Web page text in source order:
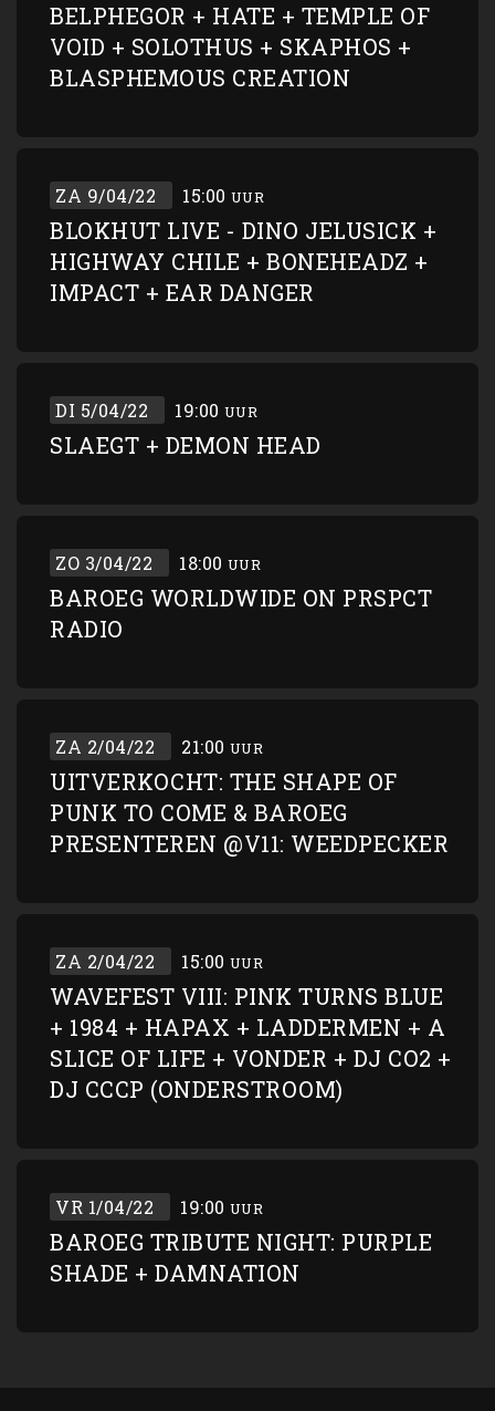
BELPHEGOR + HATE + TEMPLE OF
VOID + SOLOTHUS + SKAPHOS +
BLASPHEMOUS CREATION
ZA 9/04/22 15:00 UUR
BLOKHUT LIVE - DINO JELUSICK +
HIGHWAY CHILE + BONEHEADZ +
IMPACT + EAR DANGER
DI 5/04/22 19:00 UUR
SLAEGT + DEMON HEAD
ZO 3/04/22 18:00 UUR
BAROEG WORLDWIDE ON PRSPCT
RADIO
ZA 2/04/22 21:00 UUR
UITVERKOCHT: THE SHAPE OF
PUNK TO COME & BAROEG
PRESENTEREN @V11: WEEDPECKER
ZA 2/04/22 15:00 UUR
WAVEFEST VIII: PINK TURNS BLUE
+ 1984 + HAPAX + LADDERMEN + A
SLICE OF LIFE + VONDER + DJ CO2 +
DJ CCCP (ONDERSTROOM)
VR 1/04/22 19:00 UUR
BAROEG TRIBUTE NIGHT: PURPLE
SHADE + DAMNATION